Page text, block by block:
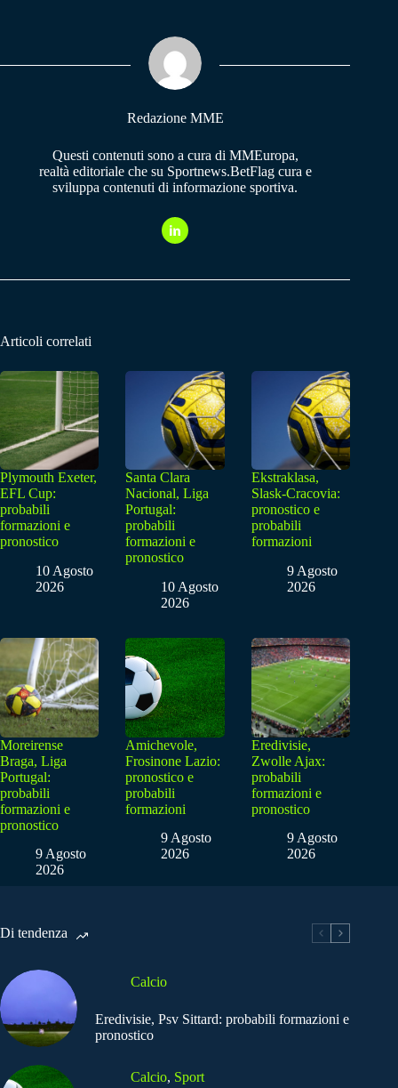
pp m
Redazione MME
Questi contenuti sono a cura di MMEuropa,
realtà editoriale che su Sportnews.BetFlag cura e
sviluppa contenuti di informazione sportiva.
Articoli correlati
Plymouth Exeter,
EFL Cup:
probabili
formazioni e
pronostico
10 Agosto
2026
Santa Clara
Nacional, Liga
Portugal:
probabili
formazioni e
pronostico
10 Agosto
2026
Ekstraklasa,
Slask-Cracovia:
pronostico e
probabili
formazioni
9 Agosto
2026
Moreirense
Braga, Liga
Portugal:
probabili
formazioni e
pronostico
9 Agosto
2026
Amichevole,
Frosinone Lazio:
pronostico e
probabili
formazioni
9 Agosto
2026
Eredivisie,
Zwolle Ajax:
probabili
formazioni e
pronostico
9 Agosto
2026
Di tendenza
Calcio
Eredivisie, Psv Sittard: probabili formazioni e
pronostico
Calcio, Sport